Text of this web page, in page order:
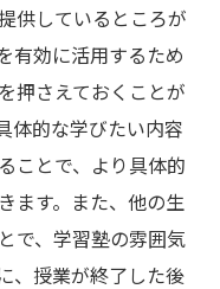
供しているところが
有効に活用するため
押さえておくことが
体的な学びたい内容
ことで、より具体的
ます。また、他の生
で、学習塾の雰囲気
、授業が終了した後